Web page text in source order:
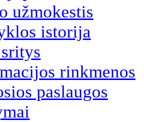
užmokestis
istorija
rinkmenos
paslaugos